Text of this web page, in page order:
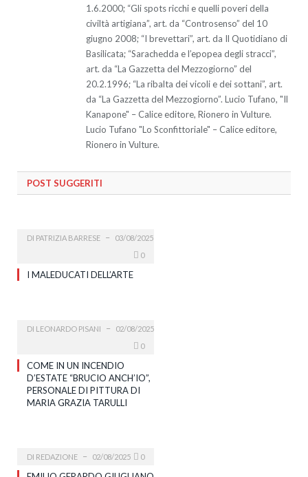
1.6.2000; “Gli spots ricchi e quelli poveri della
civiltà artigiana”, art. da “Controsenso” del 10
giugno 2008; “I brevettari”, art. da Il Quotidiano di
Basilicata; “Sarachedda e l’epopea degli stracci”,
art. da “La Gazzetta del Mezzogiorno” del
20.2.1996; “La ribalta dei vicoli e dei sottani”, art.
da “La Gazzetta del Mezzogiorno”. Lucio Tufano, "Il
Kanapone" – Calice editore, Rionero in Vulture.
Lucio Tufano "Lo Sconfittoriale" – Calice editore,
Rionero in Vulture.
POST SUGGERITI
DI PATRIZIA BARRESE
03/08/2025
0
I MALEDUCATI DELL’ARTE
DI LEONARDO PISANI
02/08/2025
0
COME IN UN INCENDIO
D’ESTATE “BRUCIO ANCH’IO”,
PERSONALE DI PITTURA DI
MARIA GRAZIA TARULLI
DI REDAZIONE 02/08/2025 0